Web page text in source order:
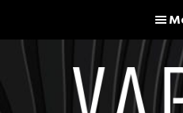
to
main
content
to
footer